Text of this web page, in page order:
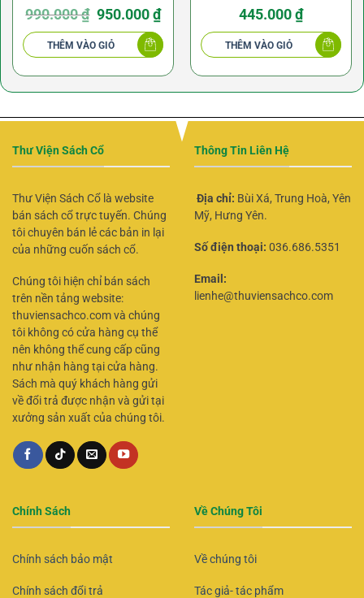
quyển) – Phạm Hoàng Hộ
990.000₫ Giá
gốc
990.000 ₫.
950.000₫Giá
hiện
là:
950.000 ₫.
THÊM VÀO GIỎ
(Trọn Bộ 2 Tập) – Mai Cốc
Thành
445.000₫
THÊM VÀO GIỎ
Thư Viện Sách Cổ
Thư Viện Sách Cổ là website
bán sách cổ trực tuyến. Chúng
tôi chuyên bán lẻ các bản in lại
của những cuốn sách cổ.
Chúng tôi hiện chỉ bán sách
trên nền tảng website:
thuviensachco.com và chúng
tôi không có cửa hàng cụ thể
nên không thể cung cấp cũng
như nhận hàng tại cửa hàng.
Sách mà quý khách hàng gửi
về đổi trả được nhận và gửi tại
xưởng sản xuất của chúng tôi.
Thông Tin Liên Hệ
Địa chỉ: Bùi Xá, Trung Hoà, Yên
Mỹ, Hưng Yên.
Số điện thoại: 036.686.5351
Email:
lienhe@thuviensachco.com
Chính Sách
Chính sách bảo mật
Chính sách đổi trả
Về Chúng Tôi
Về chúng tôi
Tác giả- tác phẩm